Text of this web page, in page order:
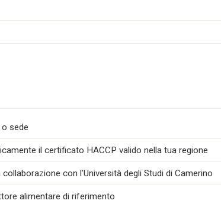
sede
il certificato HACCP valido nella tua regione
con l’Università degli Studi di Camerino
alimentare di riferimento